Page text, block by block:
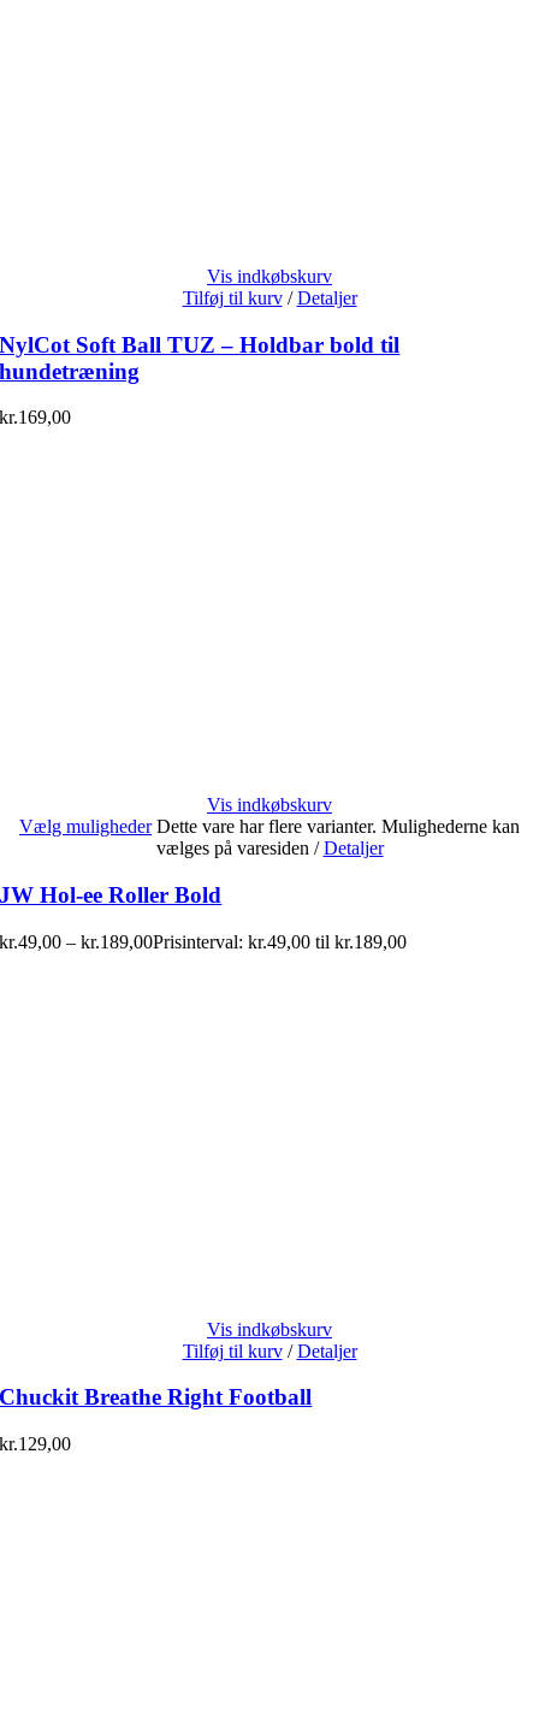
Vis indkøbskurv
Tilføj til kurv / Detaljer
NylCot Soft Ball TUZ – Holdbar bold til
hundetræning
kr.169,00
Vis indkøbskurv
Vælg muligheder Dette vare har flere varianter. Mulighederne kan
vælges på varesiden / Detaljer
JW Hol-ee Roller Bold
kr.49,00 – kr.189,00Prisinterval: kr.49,00 til kr.189,00
Vis indkøbskurv
Tilføj til kurv / Detaljer
Chuckit Breathe Right Football
kr.129,00